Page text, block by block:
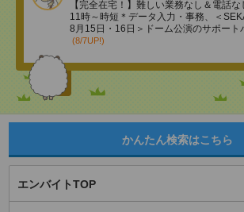
【完全在宅！】難しい業務なし＆電話
11時～時短＊データ入力・事務、＜
8月15日・16日＞ドーム公演のサポート
(8/7UP!)
かんたん検索はこちら
エンバイトTOP